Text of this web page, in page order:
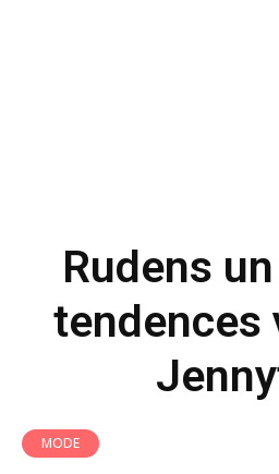
Rudens
tendences
MODE